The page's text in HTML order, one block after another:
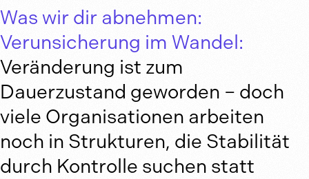
Was wir dir abnehmen:
Verunsicherung im Wandel:
Veränderung ist zum
Dauerzustand geworden – doch
viele Organisationen arbeiten
noch in Strukturen, die Stabilität
durch Kontrolle suchen statt